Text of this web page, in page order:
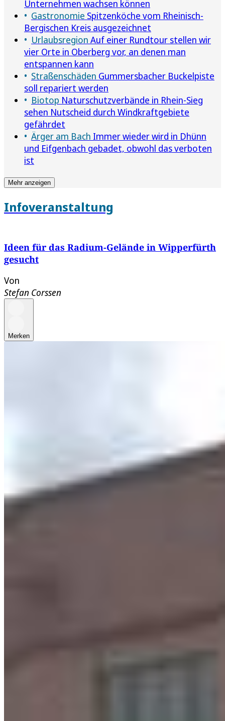
Unternehmen wachsen können
Gastronomie Spitzenköche vom Rheinisch-
Bergischen Kreis ausgezeichnet
Urlaubsregion Auf einer Rundtour stellen wir
vier Orte in Oberberg vor, an denen man
entspannen kann
Straßenschäden Gummersbacher Buckelpiste
soll repariert werden
Biotop Naturschutzverbände in Rhein-Sieg
sehen Nutscheid durch Windkraftgebiete
gefährdet
Ärger am Bach Immer wieder wird in Dhünn
und Eifgenbach gebadet, obwohl das verboten
ist
Mehr anzeigen
Infoveranstaltung
Ideen für das Radium-Gelände in Wipperfürth
gesucht
Von
Stefan Corssen
Merken